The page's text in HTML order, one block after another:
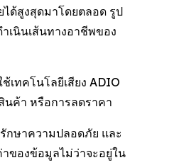
ด้สูงสุดมาโดยตลอด รูป
เนินเส้นทางอาชีพของ
เทคโนโลยีเสียง ADIO
ค้า หรือการลดราคา
กษาความปลอดภัย และ
ของข้อมูลไม่ว่าจะอยู่ใน